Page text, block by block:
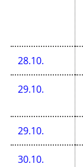
28.10.
29.10.
29.10.
30.10.